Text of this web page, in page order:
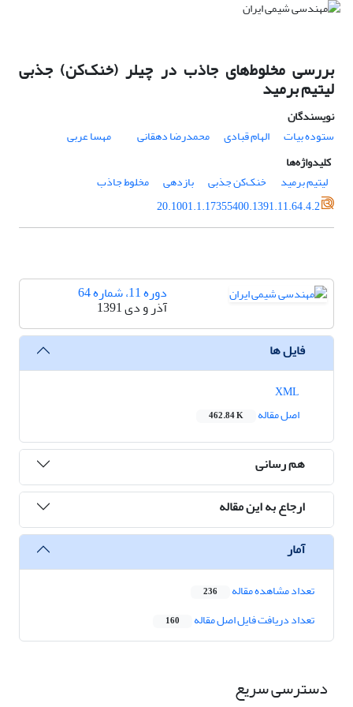
بررسی مخلوط‌های جاذب در چیلر (خنک‌کن) جذبی
لیتیم برمید
نویسندگان
ستوده بیات
الهام قبادی محمدرضا دهقانی
مهسا عربی
کلیدواژه‌ها
لیتیم برمید
خنک‌کن جذبی بازدهی
مخلوط جاذب
20.1001.1.17355400.1391.11.64.4.2
دوره 11، شماره 64
آذر و دی 1391
فایل ها
اصل مقاله
462.84 K
هم رسانی
ارجاع به این مقاله
آمار
تعداد مشاهده مقاله 236
تعداد دریافت فایل اصل مقاله 160
دسترسی سریع